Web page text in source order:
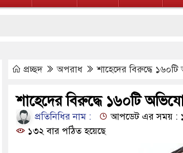
প্রচ্ছদ অপরাধ শাহেদের বিরুদ্ধে
শাহেদের বিরুদ্ধে ১৬০টি
প্রতিনিধির নাম :
আপডেট এর সময় :
১৩২ বার পঠিত হয়েছে